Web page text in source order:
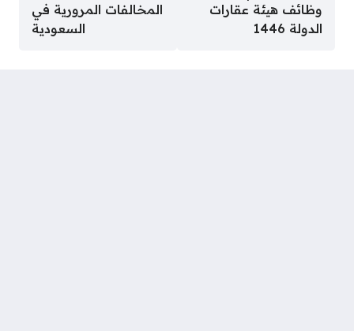
وظائف هيئة عقارات
الدولة 1446
المخالفات المرورية في
السعودية